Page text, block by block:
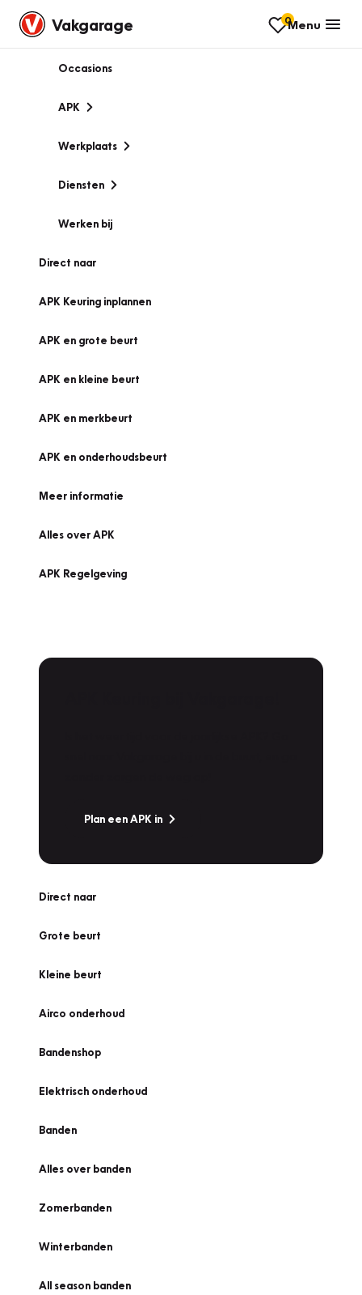
Vakgarage 0Menu
Occasions
APK
Werkplaats
Diensten
Werken bij
Direct naar
APK Keuring inplannen
APK en grote beurt
APK en kleine beurt
APK en merkbeurt
APK en onderhoudsbeurt
Meer informatie
Alles over APK
APK Regelgeving
Plan een APK in
Direct naar
Grote beurt
Kleine beurt
Airco onderhoud
Bandenshop
Elektrisch onderhoud
Banden
Alles over banden
Zomerbanden
Winterbanden
All season banden